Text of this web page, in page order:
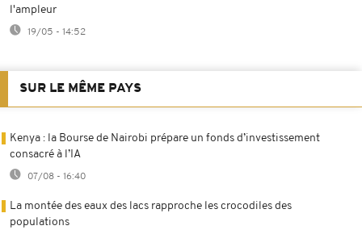
l'ampleur
19/05 - 14:52
SUR LE MÊME PAYS
Kenya : la Bourse de Nairobi prépare un fonds d’investissement
consacré à l’IA
07/08 - 16:40
La montée des eaux des lacs rapproche les crocodiles des
populations